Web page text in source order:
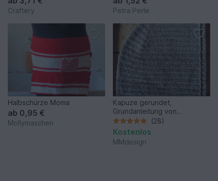
Craftery Petra Perle
Halbschürze Moma
ab 0,95 €
Mollymaschen
Kapuze gerundet,
Grundanleitung von
MMdesign
(28)
Kostenlos
MMdesign